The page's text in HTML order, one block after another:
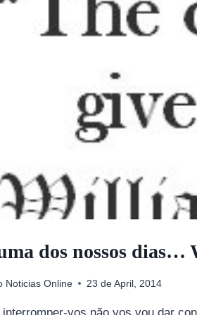
dos nossos dias…
Noticias Online 23 de April, 2014
vos não vos vou dar